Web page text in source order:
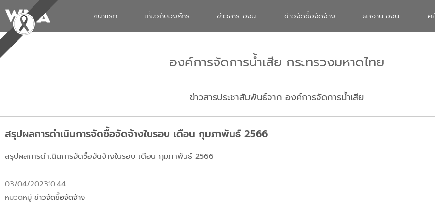
หน้าแรก เกี่ยวกับองค์กร ข่าวสาร อจน. ข่าวจัดซื้อจัดจ้าง ผลงาน อจน. ค
องค์การจัดการน้ำเสีย กระทรวงมหาดไทย
ข่าวสารประชาสัมพันธ์จาก องค์การจัดการน้ำเสีย
สรุปผลการดำเนินการจัดซื้อจัดจ้างในรอบ เดือน กุมภาพันธ์ 2566
สรุปผลการดำเนินการจัดซื้อจัดจ้างในรอบ เดือน กุมภาพันธ์ 2566
03/04/202310:44
หมวดหมู่ ข่าวจัดซื้อจัดจ้าง